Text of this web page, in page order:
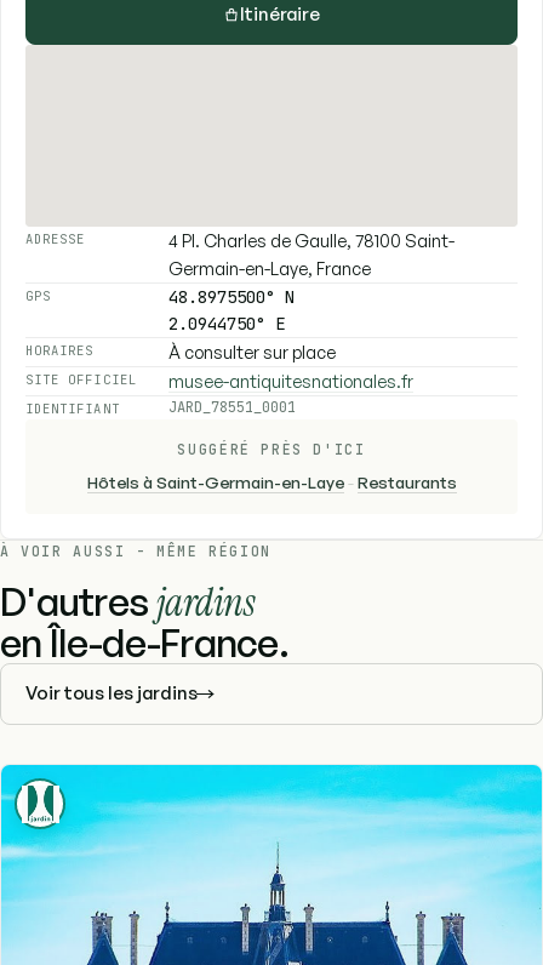
Itinéraire
ADRESSE
4 Pl. Charles de Gaulle, 78100 Saint-
Germain-en-Laye, France
GPS
48.8975500° N
2.0944750° E
HORAIRES À consulter sur place
SITE OFFICIEL musee-antiquitesnationales.fr
IDENTIFIANT JARD_78551_0001
SUGGÉRÉ PRÈS D'ICI
Hôtels à Saint-Germain-en-Laye -Restaurants
À VOIR AUSSI - MÊME RÉGION
D'autresjardins
en Île-de-France.
Voir tous les jardins